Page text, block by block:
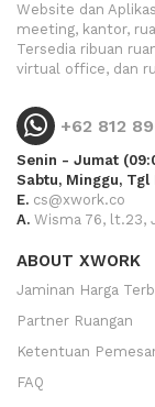
Website dan
meeting, kantor,
Tersedia ribuan
virtual office, dan
+62 812
Senin - Jumat
Sabtu, Minggu,
E. cs@xwork.co
A. Wisma 76, lt.23,
ABOUT XWORK
Jaminan Harga
Partner Ruangan
Ketentuan
FAQ